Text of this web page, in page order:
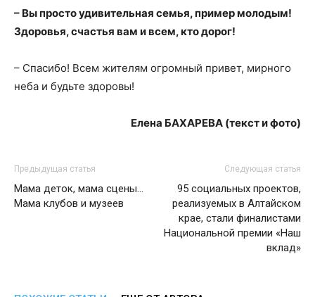
– Вы просто удивительная семья, пример молодым!
Здоровья, счастья вам и всем, кто дорог!
– Спасибо! Всем жителям огромный привет, мирного
неба и будьте здоровы!
Елена БАХАРЕВА (текст и фото)
Предыдущая статья
Мама деток, мама сцены…
Мама клубов и музеев
Следующая статья
95 социальных проектов,
реализуемых в Алтайском
крае, стали финалистами
Национальной премии «Наш
вклад»